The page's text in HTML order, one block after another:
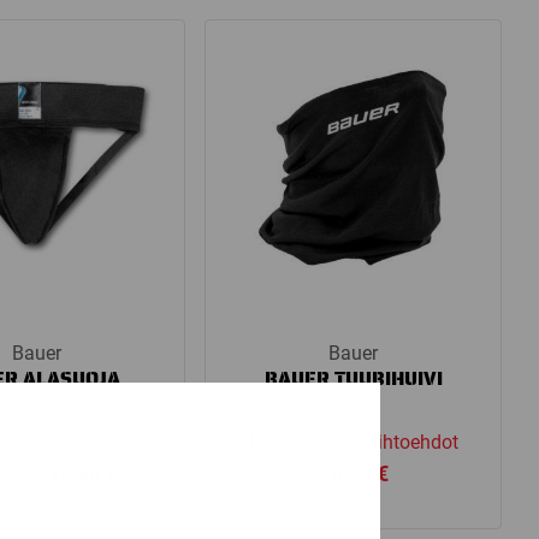
Bauer
ALASUOJA
Bauer
BAUER TUUBIHUIVI
Katso kaikki vaihtoehdot
€